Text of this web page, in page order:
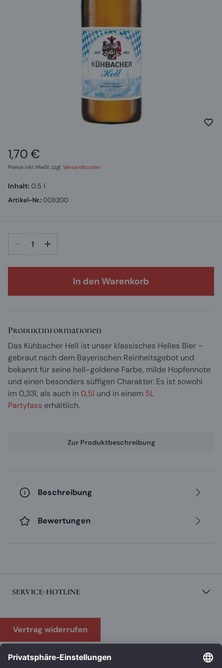
Regulärer Preis:
1,70 €
Preise inkl. MwSt. zzgl. Versandkosten
Inhalt: 0.5 l
Artikel-Nr.:008200
In den Warenkorb
Produktinformationen
Das Kühbacher Hell ist unser klassisches Helles Bier –
gebraut nach dem Bayerischen Reinheitsgebot und
bekannt für seine hell-goldene Farbe, milde Hopfennote
und einen besonders süffigen Charakter. Es ist sowohl
im 0,33l, als auch in 0,5l und in einem 5L
Partyfass erhältlich.
Typischerweise hat Helles Bier einen Alkoholgehalt
Biersorte etabliert.
ZUTATEN
: Wasser, Gerstenmalz und Hopfen
Zur Produktbeschreibung
Beschreibung
Bewertungen
SERVICE-HOTLINE
Vertrag widerrufen
KUNDENSERVICE